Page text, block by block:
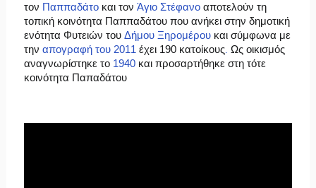
τον Παππαδάτοκαι τον Άγιο Στέφανοαποτελούν τη
τοπική κοινότητα Παππαδάτου που ανήκει στην δημοτική
ενότητα Φυτειών του Δήμου Ξηρομέρουκαι σύμφωνα με
την απογραφή του 2011 έχει 190 κατοίκους. Ως οικισμός
αναγνωρίστηκε το 1940και προσαρτήθηκε στη τότε
κοινότητα Παπαδάτου